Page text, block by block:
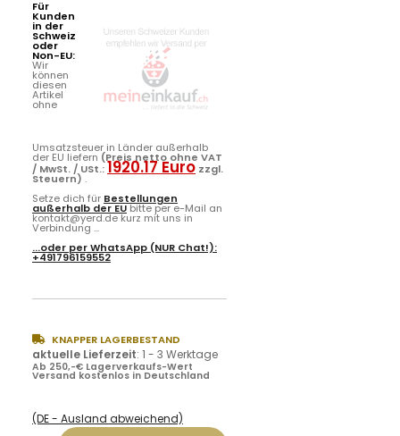
Für
Kunden
in der
Schweiz
oder
Non-EU:
Wir
können
diesen
Artikel
ohne
Umsatzsteuer in Länder außerhalb
der EU liefern (Preis netto ohne VAT
/ MwSt. / USt.:1920.17 Euro zzgl.
Steuern) .
Setze dich für Bestellungen
außerhalb der EUbitte per e-Mail an
kontakt@yerd.de kurz mit uns in
Verbindung ...
...oder perWhatsApp (NUR Chat!):
+491796159552
KNAPPER LAGERBESTAND
aktuelle Lieferzeit: 1 - 3 Werktage
Ab 250,-€ Lagerverkaufs-Wert
Versand kostenlos in Deutschland
(DE - Ausland abweichend)